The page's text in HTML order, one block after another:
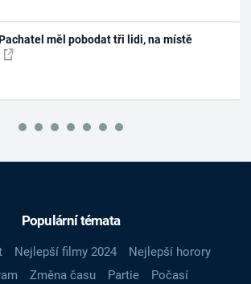
měl pobodat tři lidi, na místě
Populární témata
Nejlepší filmy 2024
Nejlepší horory
Změna času Partie
Počasí